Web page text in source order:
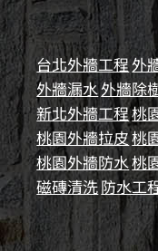
台北外牆工程外
外牆漏水外牆除
新北外牆工程桃
桃園外牆拉皮桃
桃園外牆防水 桃
磁磚清洗防水工